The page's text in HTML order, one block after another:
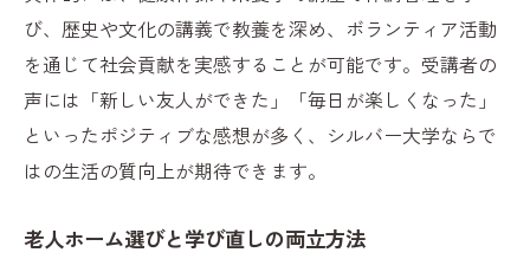
び、歴史や文化の講義で教養を深め、ボランティア活動
を通じて社会貢献を実感することが可能です。受講者の
声には「新しい友人ができた」「毎日が楽しくなった」
といったポジティブな感想が多く、シルバー大学ならで
はの生活の質向上が期待できます。
老人ホーム選びと学び直しの両立方法